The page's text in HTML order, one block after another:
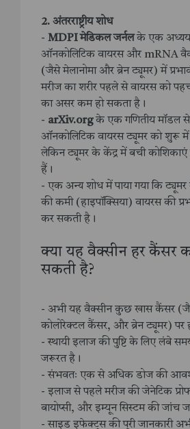
2. अंतरराष्ट्रीय शोध
- MDPI मेडिकल जर्नलके एक
ऑनकोलिटिक वायरस और mRNA
(जैसे मेलानोमा और ब्रेन ट्यूमर) में
मरीज का शरीर पहले से वायरस को
का असर कम हो सकता है।
- arXiv.orgके एक गणितीय मॉडल से
ऑनकोलिटिक वायरस ट्यूमर को शुरू
लेकिन ट्यूमर के केंद्र में बची कोशिकाएं
हैं।
- एक अन्य शोध में पाया गया कि
की कमी (हाइपॉक्सिया) वायरस की
कर सकती है।
क्या यह वैक्सीन हर कैंसर
सकती है?
- अभी यह वैक्सीन कुछ खास कैंसर
कोलोरेक्टल कैंसर, और ब्रेन ट्यूमर) पर
- स्थायी इलाज की पुष्टि के लिए लंबे
जरूरत है।
- संभवतः एक से अधिक डोज की
- इलाज से पहले मरीज की जेनेटिक
बायोप्सी, और इम्यून सिस्टम की जांच
- साइड इफेक्ट्स की पूरी जानकारी